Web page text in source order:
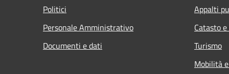
Politici
Personale Amministrativo
Documenti e dati
Appalti
Catasto
Turismo
Mobilità